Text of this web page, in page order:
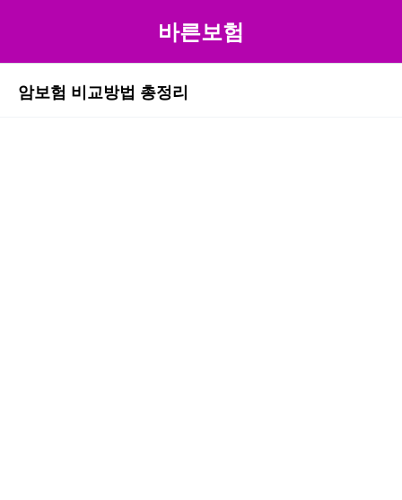
바른보험
암보험 비교방법 총정리